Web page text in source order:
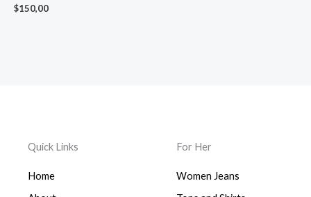
$150,00
Quick Links
Home
For Her
Women Jeans